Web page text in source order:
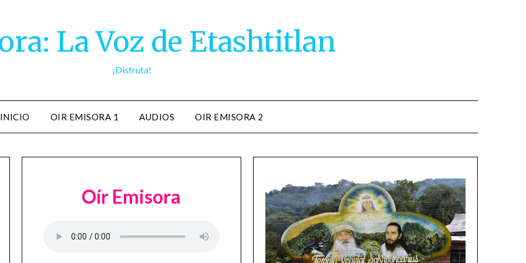
La Voz de Etashtitlan
¡Disfruta!
INICIO OIR EMISORA 1 AUDIOS OIR EMISORA 2
Oír Emisora